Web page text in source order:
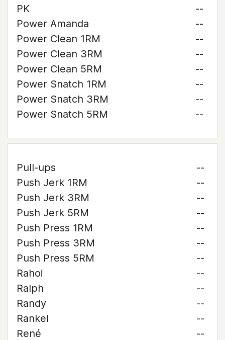
PK
--
Power Amanda
--
Power Clean 1RM
--
Power Clean 3RM
--
Power Clean 5RM
--
Power Snatch 1RM
--
Power Snatch 3RM
--
Power Snatch 5RM
--
Pull-ups
--
Push Jerk 1RM
--
Push Jerk 3RM
--
Push Jerk 5RM
--
Push Press 1RM
--
Push Press 3RM
--
Push Press 5RM
--
Rahoi
--
Ralph
--
Randy
--
Rankel
--
René
--